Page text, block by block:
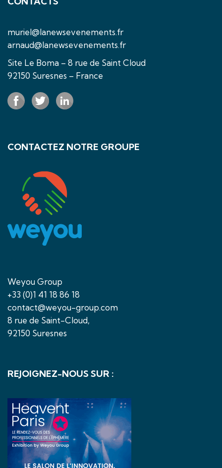
muriel@lanewsevenements.fr
arnaud@lanewsevenements.fr
Site Le Boma – 8 rue de Saint Cloud
92150 Suresnes – France
CONTACTEZ NOTRE GROUPE
Weyou Group
+33 (0)1 41 18 86 18
contact@weyou-group.com
8 rue de Saint-Cloud,
92150 Suresnes
REJOIGNEZ-NOUS SUR :